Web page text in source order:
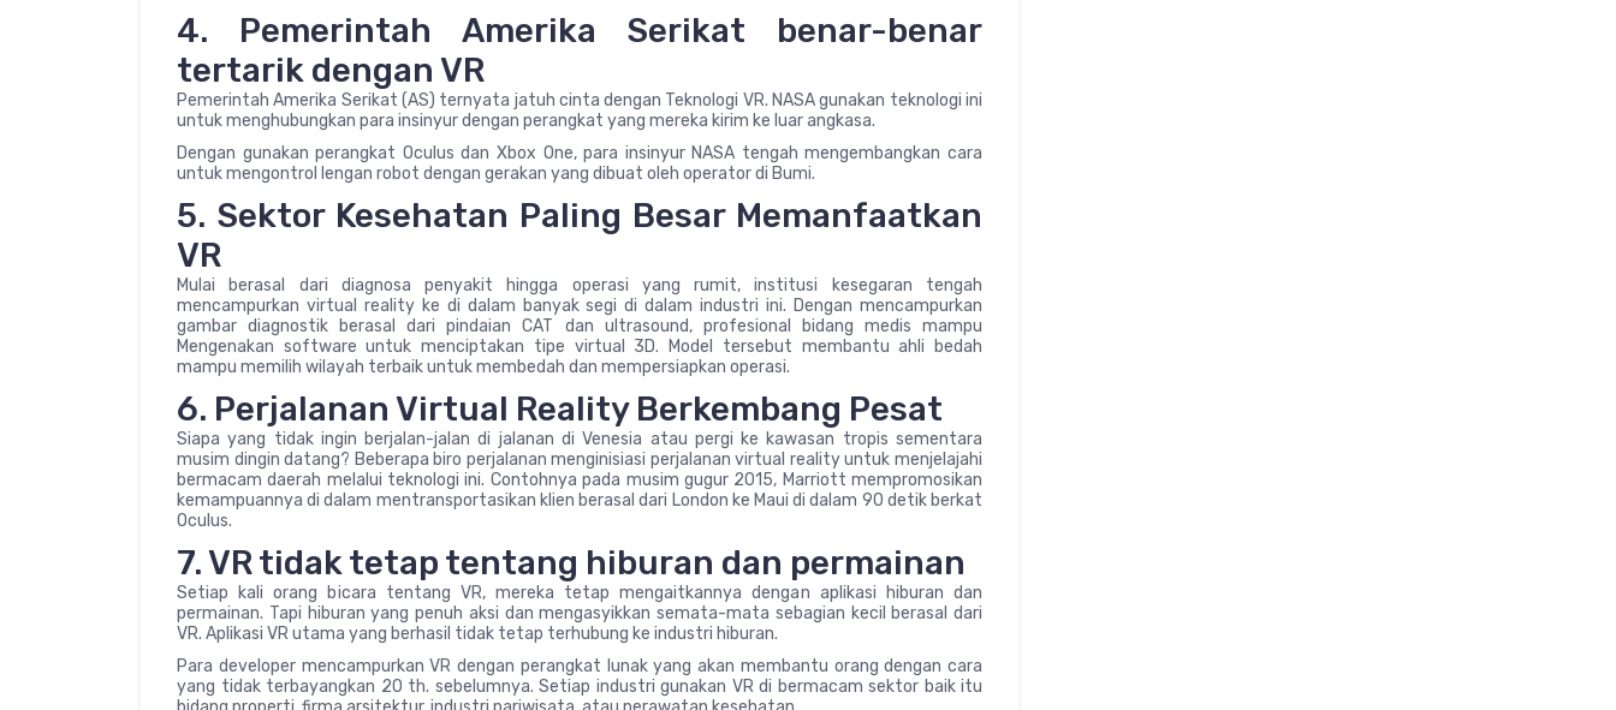
4. Pemerintah Amerika Serikat benar-benar
tertarik dengan VR
Pemerintah Amerika Serikat (AS) ternyata jatuh cinta dengan Teknologi VR. NASA gunakan teknologi ini
untuk menghubungkan para insinyur dengan perangkat yang mereka kirim ke luar angkasa.
Dengan gunakan perangkat Oculus dan Xbox One, para insinyur NASA tengah mengembangkan cara
untuk mengontrol lengan robot dengan gerakan yang dibuat oleh operator di Bumi.
5. Sektor Kesehatan Paling Besar Memanfaatkan
VR
Mulai berasal dari diagnosa penyakit hingga operasi yang rumit, institusi kesegaran tengah
mencampurkan virtual reality ke di dalam banyak segi di dalam industri ini. Dengan mencampurkan
gambar diagnostik berasal dari pindaian CAT dan ultrasound, profesional bidang medis mampu
Mengenakan software untuk menciptakan tipe virtual 3D. Model tersebut membantu ahli bedah
mampu memilih wilayah terbaik untuk membedah dan mempersiapkan operasi.
6. Perjalanan Virtual Reality Berkembang Pesat
Siapa yang tidak ingin berjalan-jalan di jalanan di Venesia atau pergi ke kawasan tropis sementara
musim dingin datang? Beberapa biro perjalanan menginisiasi perjalanan virtual reality untuk menjelajahi
bermacam daerah melalui teknologi ini. Contohnya pada musim gugur 2015, Marriott mempromosikan
kemampuannya di dalam mentransportasikan klien berasal dari London ke Maui di dalam 90 detik berkat
Oculus.
7. VR tidak tetap tentang hiburan dan permainan
Setiap kali orang bicara tentang VR, mereka tetap mengaitkannya dengan aplikasi hiburan dan
permainan. Tapi hiburan yang penuh aksi dan mengasyikkan semata-mata sebagian kecil berasal dari
VR. Aplikasi VR utama yang berhasil tidak tetap terhubung ke industri hiburan.
Para developer mencampurkan VR dengan perangkat lunak yang akan membantu orang dengan cara
yang tidak terbayangkan 20 th. sebelumnya. Setiap industri gunakan VR di bermacam sektor baik itu